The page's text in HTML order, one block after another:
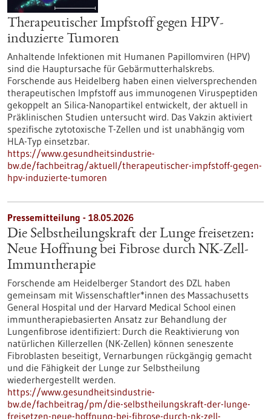
Therapeutischer Impfstoff gegen HPV-
induzierte Tumoren
Anhaltende Infektionen mit Humanen Papillomviren (HPV)
sind die Hauptursache für Gebärmutterhalskrebs.
Forschende aus Heidelberg haben einen vielversprechenden
therapeutischen Impfstoff aus immunogenen Viruspeptiden
gekoppelt an Silica-Nanopartikel entwickelt, der aktuell in
Präklinischen Studien untersucht wird. Das Vakzin aktiviert
spezifische zytotoxische T-Zellen und ist unabhängig vom
HLA-Typ einsetzbar.
https://www.gesundheitsindustrie-
bw.de/fachbeitrag/aktuell/therapeutischer-impfstoff-gegen-
hpv-induzierte-tumoren
Pressemitteilung - 18.05.2026
Die Selbstheilungskraft der Lunge freisetzen:
Neue Hoffnung bei Fibrose durch NK-Zell-
Immuntherapie
Forschende am Heidelberger Standort des DZL haben
gemeinsam mit Wissenschaftler*innen des Massachusetts
General Hospital und der Harvard Medical School einen
immuntherapiebasierten Ansatz zur Behandlung der
Lungenfibrose identifiziert: Durch die Reaktivierung von
natürlichen Killerzellen (NK-Zellen) können seneszente
Fibroblasten beseitigt, Vernarbungen rückgängig gemacht
und die Fähigkeit der Lunge zur Selbstheilung
wiederhergestellt werden.
https://www.gesundheitsindustrie-
bw.de/fachbeitrag/pm/die-selbstheilungskraft-der-lunge-
freisetzen-neue-hoffnung-bei-fibrose-durch-nk-zell-